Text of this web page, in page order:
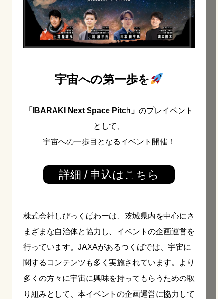
宇宙への第一歩を
「 IBARAKI Next Space Pitch 」 のプレイベント
として、
宇宙への一歩目となるイベント開催！
詳細 / 申込はこちら
株式会社しびっくぱわーは、茨城県内を中心にさ
まざまな自治体と協力し、イベントの企画運営を
行っています。JAXAがあるつくばでは、宇宙に
関するコンテンツも多く実施されています。より
多くの方々に宇宙に興味を持ってもらうための取
り組みとして、本イベントの企画運営に協力して